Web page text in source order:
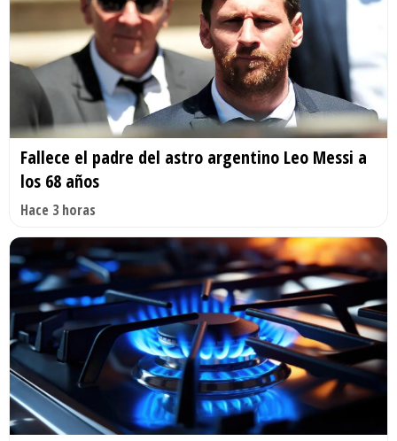
Fallece el padre del astro argentino Leo Messi a
los 68 años
Hace 3 horas